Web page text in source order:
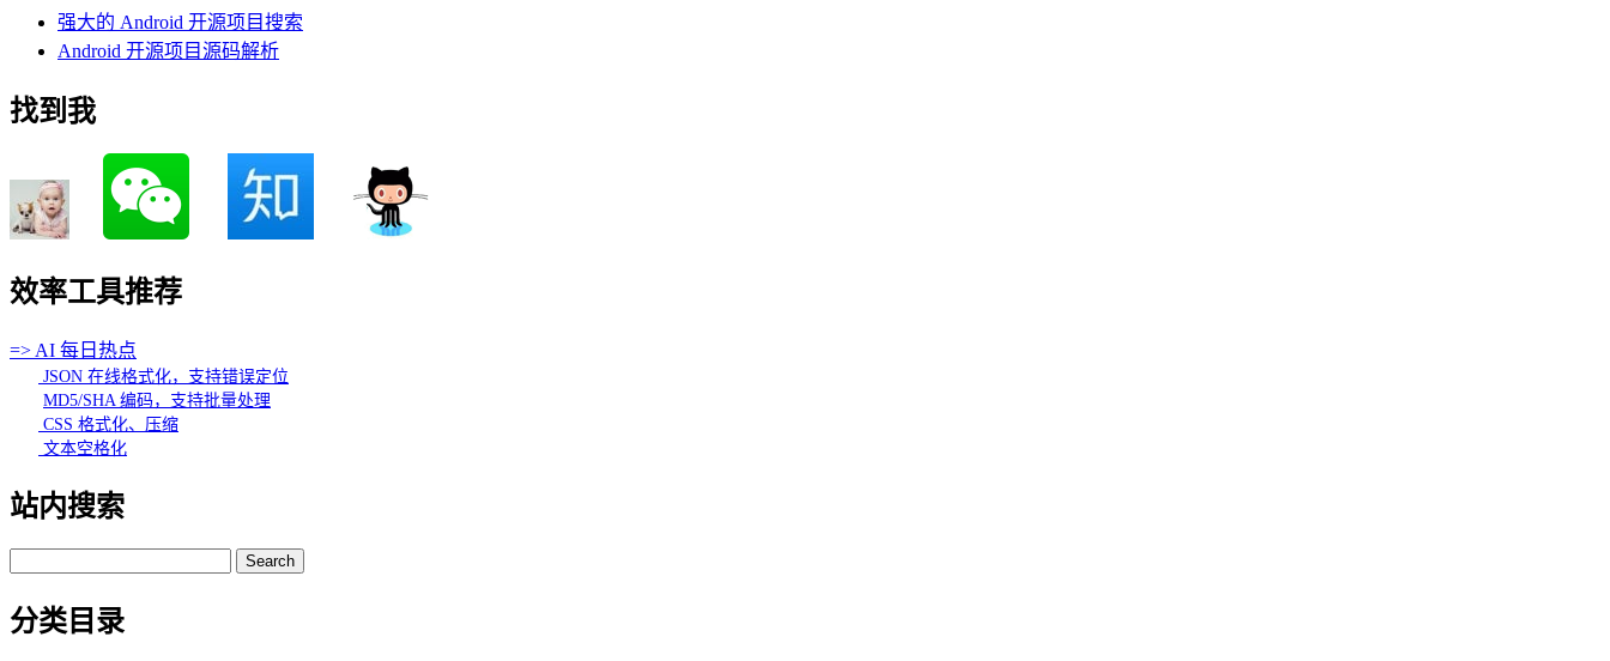
强大的 Android 开源项目搜索
Android 开源项目源码解析
找到我
效率工具推荐
=> AI 每日热点
JSON 在线格式化，支持错误定位
MD5/SHA 编码，支持批量处理
CSS 格式化、压缩
文本空格化
站内搜索
for:
分类目录